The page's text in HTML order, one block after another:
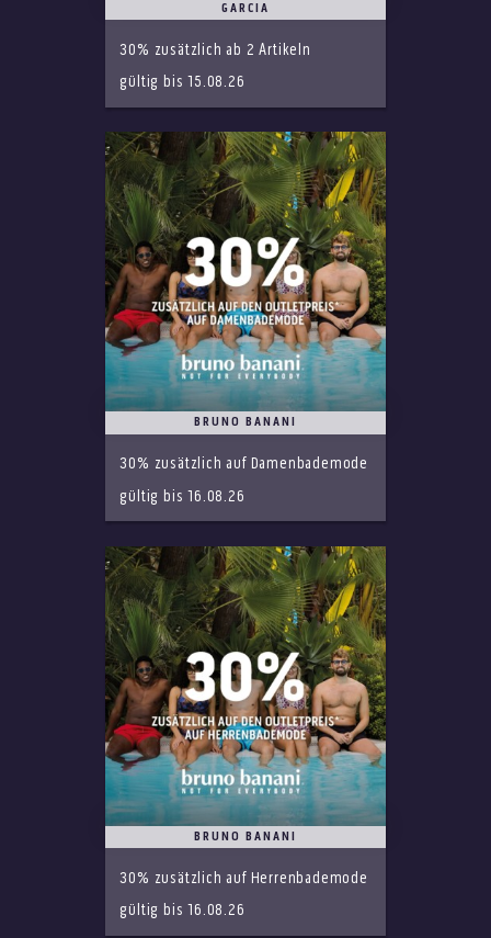
GARCIA
30% zusätzlich ab 2 Artikeln
gültig bis 15.08.26
BRUNO BANANI
30% zusätzlich auf Damenbademode
gültig bis 16.08.26
BRUNO BANANI
30% zusätzlich auf Herrenbademode
gültig bis 16.08.26